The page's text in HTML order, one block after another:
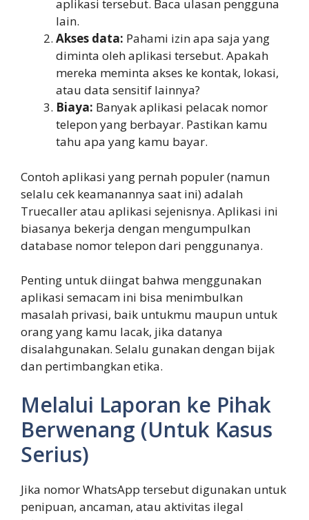
aplikasi tersebut. Baca ulasan pengguna
lain.
Akses data: Pahami izin apa saja yang
diminta oleh aplikasi tersebut. Apakah
mereka meminta akses ke kontak, lokasi,
atau data sensitif lainnya?
Biaya: Banyak aplikasi pelacak nomor
telepon yang berbayar. Pastikan kamu
tahu apa yang kamu bayar.
Contoh aplikasi yang pernah populer (namun
selalu cek keamanannya saat ini) adalah
Truecaller atau aplikasi sejenisnya. Aplikasi ini
biasanya bekerja dengan mengumpulkan
database nomor telepon dari penggunanya.
Penting untuk diingat bahwa menggunakan
aplikasi semacam ini bisa menimbulkan
masalah privasi, baik untukmu maupun untuk
orang yang kamu lacak, jika datanya
disalahgunakan. Selalu gunakan dengan bijak
dan pertimbangkan etika.
Melalui Laporan ke Pihak
Berwenang (Untuk Kasus
Serius)
Jika nomor WhatsApp tersebut digunakan untuk
penipuan, ancaman, atau aktivitas ilegal